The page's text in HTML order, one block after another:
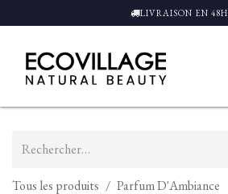
LIVRAISON EN 48H
Tous les produits
Parfum D'Ambiance